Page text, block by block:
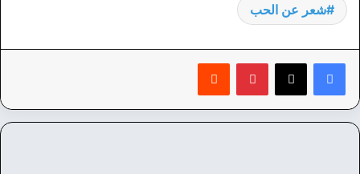
شعر عن الحب
بينتيريست